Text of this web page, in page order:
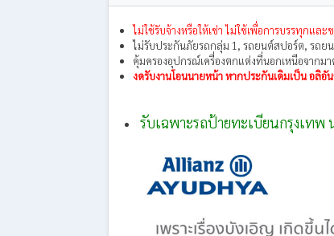
ไม่ใช้รับจ้างหรือให้เช่า ไม่ใช้เพื่อการบรรทุกแล
ไม่รับประกันภัยรถกลุ่ม 1, รถยนต์สปอร์ต, รถย
คุ้มครองอุปกรณ์เครื่องตกแต่งที่นอกเหนือจากม
งดรับงานโอนนายหน้า หากประกันเดิมเป็น อลิ
รับเฉพาะรถป้ายทะเบียนกรุงเท